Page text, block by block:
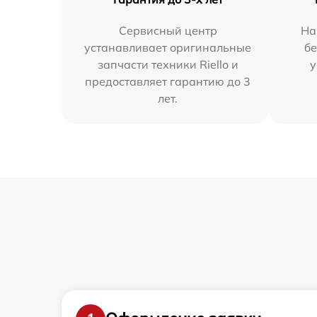
Сервисный центр
устанавливает оригинальные
запчасти техники Riello и
предоставляет гарантию до 3
лет.